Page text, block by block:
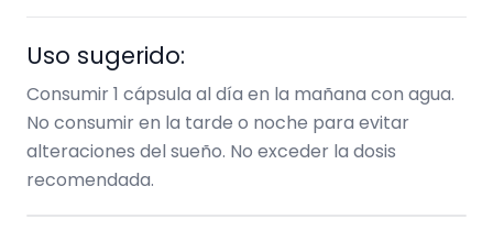
Uso sugerido:
Consumir 1 cápsula al día en la mañana con agua.
No consumir en la tarde o noche para evitar
alteraciones del sueño. No exceder la dosis
recomendada.